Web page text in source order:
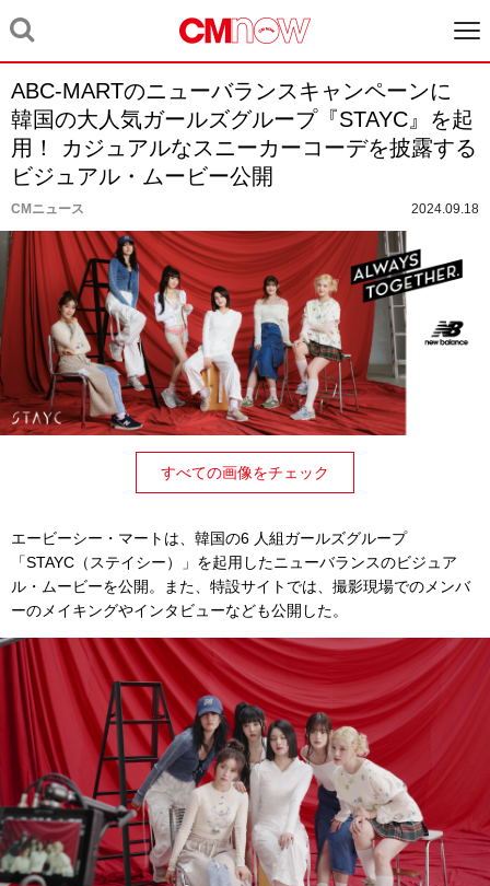
ABC-MARTのニューバランスキャンペーンに
韓国の大人気ガールズグループ『STAYC』を起
用！ カジュアルなスニーカーコーデを披露する
ビジュアル・ムービー公開
CMニュース 2024.09.18
すべての画像をチェック
エービーシー・マートは、韓国の6 人組ガールズグループ
「STAYC（ステイシー）」を起用したニューバランスのビジュア
ル・ムービーを公開。また、特設サイトでは、撮影現場でのメンバ
ーのメイキングやインタビューなども公開した。